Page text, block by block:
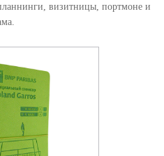
визитницы, портмоне и